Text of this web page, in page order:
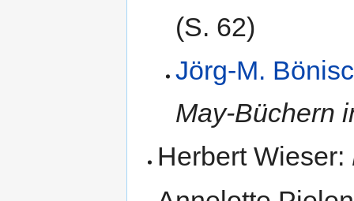
(S. 62)
Jörg-M.
May-Büchern
Herbert Wieser: